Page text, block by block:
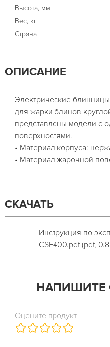
Высота, мм
Вес, кг
Страна
ОПИСАНИЕ
Электрические
для жарки блинов
представлены модели с
поверхностями.
• Материал корпуса:
• Материал жарочной
СКАЧАТЬ
Инструкция по
CSE400.pdf (pdf,
НАПИШИТЕ
Оцените продукт